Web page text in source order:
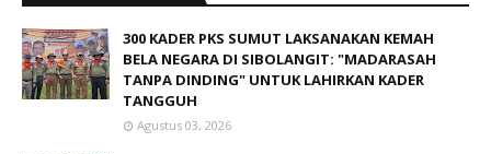
300 KADER PKS SUMUT LAKSANAKAN KEMAH
BELA NEGARA DI SIBOLANGIT: "MADARASAH
TANPA DINDING" UNTUK LAHIRKAN KADER
TANGGUH
Agustus 03, 2026